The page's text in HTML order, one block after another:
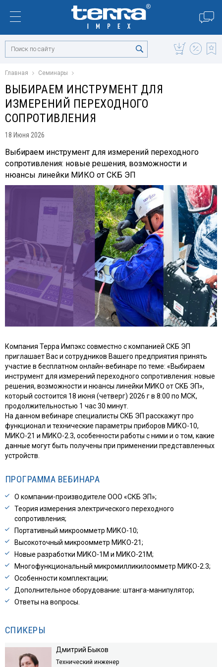
Главная Семинары
ВЫБИРАЕМ ИНСТРУМЕНТ ДЛЯ
ИЗМЕРЕНИЙ ПЕРЕХОДНОГО
СОПРОТИВЛЕНИЯ
18 Июня 2026
Выбираем инструмент для измерений переходного
сопротивления: новые решения, возможности и
нюансы линейки МИКО от СКБ ЭП
Компания Терра Импэкс совместно с компанией СКБ ЭП
приглашает Вас и сотрудников Вашего предприятия принять
участие в бесплатном онлайн-вебинаре по теме: «Выбираем
инструмент для измерений переходного сопротивления: новые
решения, возможности и нюансы линейки МИКО от СКБ ЭП»,
который состоится 18 июня (четверг) 2026 г в 8:00 по МСК,
продолжительностью 1 час 30 минут.
На данном вебинаре специалисты СКБ ЭП расскажут про
функционал и технические параметры приборов МИКО-10,
МИКО-21 и МИКО-2.3, особенности работы с ними и о том, какие
данные могут быть получены при применении представленных
устройств.
ПРОГРАММА ВЕБИНАРА
О компании-производителе ООО «СКБ ЭП»;
Теория измерения электрического переходного
сопротивления;
Портативный микроомметр МИКО-10;
Высокоточный микроомметр МИКО-21;
Новые разработки МИКО-1М и МИКО-21М;
Многофункциональный микромилликилоомметр МИКО-2.3;
Особенности комплектации;
Дополнительное оборудование: штанга-манипулятор;
Ответы на вопросы.
СПИКЕРЫ
Дмитрий Быков
Технический инженер